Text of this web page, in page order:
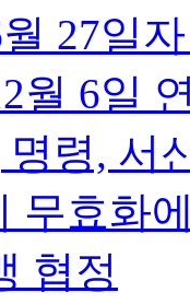
27일
월 6일
명령, 서
무효화
협정